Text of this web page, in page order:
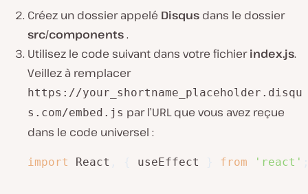
Créez un dossier appelé Disqus dans le dossier
src/components.
Utilisez le code suivant dans votre fichierindex.js.
Veillez à remplacer
https://your_shortname_placeholder.disqu
s.com/embed.js par l’URL que vous avez reçue
dans le code universel :
import React useEffect from 'react'